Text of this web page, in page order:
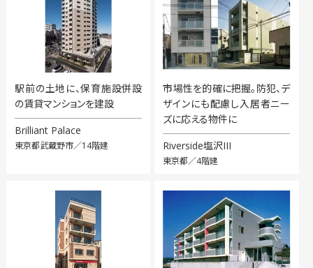
駅前の土地に、保育施設併設
の賃貸マンションを建設
Brilliant Palace
東京都武蔵野市／14階建
市場性を的確に把握。防犯、デ
ザインにも配慮し入居者ニー
ズに応える物件に
Riverside塩沢III
東京都／4階建